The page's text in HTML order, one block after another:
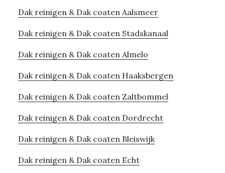
Dak reinigen & Dak coaten Aalsmeer
Dak reinigen & Dak coaten Stadskanaal
Dak reinigen & Dak coaten Almelo
Dak reinigen & Dak coaten Haaksbergen
Dak reinigen & Dak coaten Zaltbommel
Dak reinigen & Dak coaten Dordrecht
Dak reinigen & Dak coaten Bleiswijk
Dak reinigen & Dak coaten Echt